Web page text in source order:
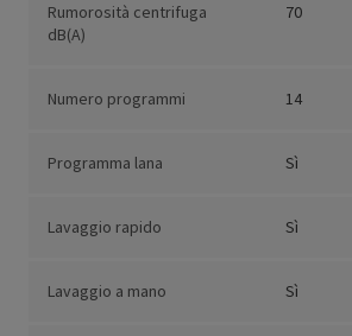
Rumorosità centrifuga
dB(A)
70
Numero programmi 14
Programma lana Sì
Lavaggio rapido Sì
Lavaggio a mano Sì